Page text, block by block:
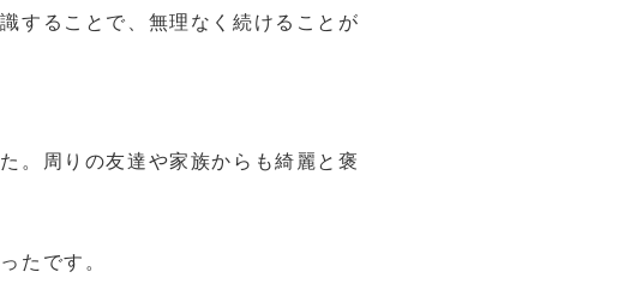
することで、無理なく続けることが
。周りの友達や家族からも綺麗と褒
たです。